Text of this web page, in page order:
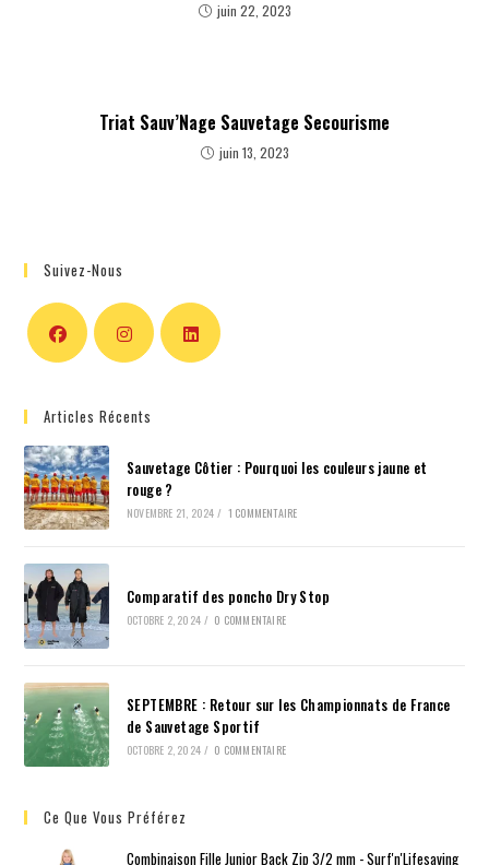
juin 22, 2023
Triat Sauv’Nage Sauvetage Secourisme
juin 13, 2023
Suivez-Nous
Articles Récents
Sauvetage Côtier : Pourquoi les couleurs jaune et
rouge ?
NOVEMBRE 21, 2024 / 1 COMMENTAIRE
Comparatif des poncho Dry Stop
OCTOBRE 2, 2024 / 0 COMMENTAIRE
SEPTEMBRE : Retour sur les Championnats de France
de Sauvetage Sportif
OCTOBRE 2, 2024 / 0 COMMENTAIRE
Ce Que Vous Préférez
Combinaison Fille Junior Back Zip 3/2 mm - Surf'n'Lifesaving